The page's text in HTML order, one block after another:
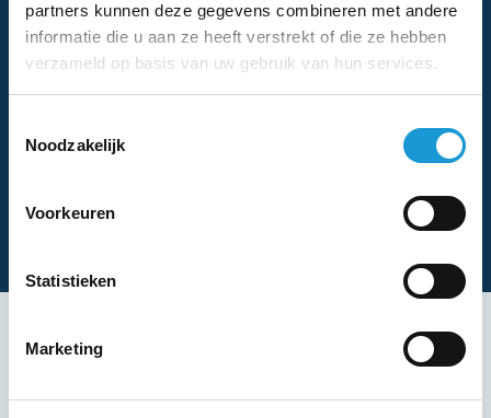
partners kunnen deze gegevens combineren met andere
informatie die u aan ze heeft verstrekt of die ze hebben
verzameld op basis van uw gebruik van hun services.
Noodzakelijk
Voorkeuren
Statistieken
Marketing